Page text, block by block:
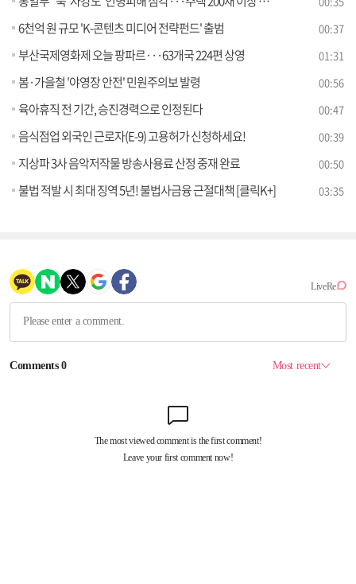
6천억 원 규모 'K-콘텐츠 미디어 전략펀드' 출범 00:37
부산국제영화제 오늘 팡파르···63개국 224편 상영 01:31
봄·가을철 '야영장 안전' 민원주의보 발령 00:56
육아휴직 전 기간, 승진경력으로 인정된다 00:47
음식점업 외국인 근로자(E-9) 고용허가 신청하세요! 00:39
지상파 3사 음악저작물 방송사용료 산정 중재 완료 00:50
불법 적발 시 최대 징역 5년! 불법사금융 근절대책 [클릭K+] 03:35